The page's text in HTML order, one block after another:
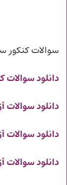
سوالات کنکور
دانلود سوالات
دانلود سوالات آزمون
دانلود سوالات آزمون
دانلود سوالات آزمون